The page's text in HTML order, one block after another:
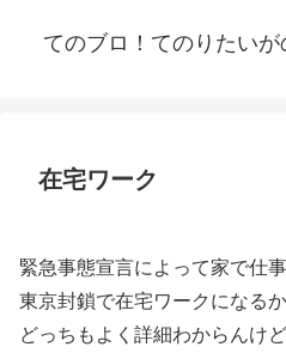
てのブロ！てのりたい
在宅ワーク
緊急事態宣言によって家で仕
東京封鎖で在宅ワークになる
どっちもよく詳細わからんけど